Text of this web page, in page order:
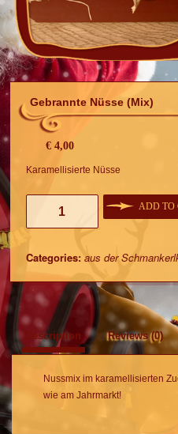
Gebrannte Nüsse (Mix)
€ 4,00
Karamellisierte Nüsse
quantity
ADD TO
Categories: aus der
Description Reviews (0)
Nussmix im karamellisierten
wie am Jahrmarkt!